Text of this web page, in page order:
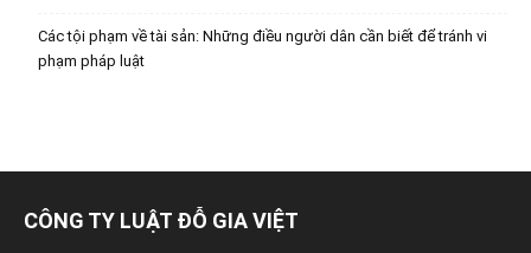
Các tội phạm về tài sản: Những điều người dân cần biết để tránh vi
phạm pháp luật
CÔNG TY LUẬT ĐỖ GIA VIỆT